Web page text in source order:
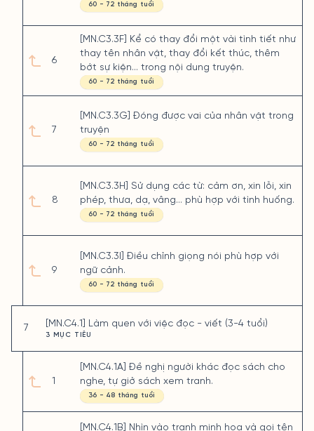
6
7
8
9
60 - 72 tháng tuổi
[MN.C3.3F] Kể có thay đổi một vài tình tiết như
thay tên nhân vật, thay đổi kết thúc, thêm
bớt sự kiện... trong nội dung truyện.
60 - 72 tháng tuổi
[MN.C3.3G] Đóng được vai của nhân vật trong
truyện
60 - 72 tháng tuổi
[MN.C3.3H] Sử dụng các từ: cảm ơn, xin lỗi, xin
phép, thưa, dạ, vâng… phù hợp với tình huống.
60 - 72 tháng tuổi
[MN.C3.3I] Điều chỉnh giọng nói phù hợp với
ngữ cảnh.
60 - 72 tháng tuổi
7 [MN.C4.1] Làm quen với việc đọc - viết (3-4 tuổi)
3 MỤC TIÊU
1
[MN.C4.1A] Đề nghị người khác đọc sách cho
nghe, tự giở sách xem tranh.
36 - 48 tháng tuổi
[MN.C4.1B] Nhìn vào tranh minh họa và gọi tên